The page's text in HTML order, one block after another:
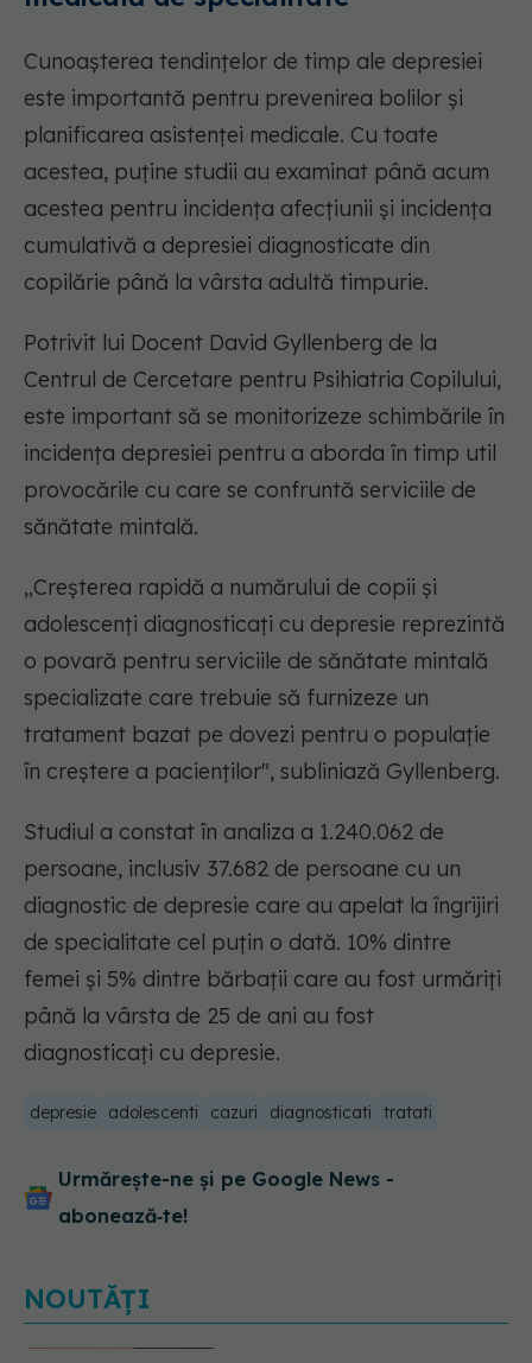
Cunoașterea tendințelor de timp ale depresiei
este importantă pentru prevenirea bolilor și
planificarea asistenței medicale. Cu toate
acestea, puține studii au examinat până acum
acestea pentru incidența afecțiunii și incidența
cumulativă a depresiei diagnosticate din
copilărie până la vârsta adultă timpurie.
Potrivit lui Docent David Gyllenberg de la
Centrul de Cercetare pentru Psihiatria Copilului,
este important să se monitorizeze schimbările în
incidența depresiei pentru a aborda în timp util
provocările cu care se confruntă serviciile de
sănătate mintală.
„Creșterea rapidă a numărului de copii și
adolescenți diagnosticați cu depresie reprezintă
o povară pentru serviciile de sănătate mintală
specializate care trebuie să furnizeze un
tratament bazat pe dovezi pentru o populație
în creștere a pacienților", subliniază Gyllenberg.
Studiul a constat în analiza a 1.240.062 de
persoane, inclusiv 37.682 de persoane cu un
diagnostic de depresie care au apelat la îngrijiri
de specialitate cel puțin o dată. 10% dintre
femei și 5% dintre bărbații care au fost urmăriți
până la vârsta de 25 de ani au fost
diagnosticați cu depresie.
depresie adolescenti cazuri diagnosticati tratati
Urmărește-ne și pe Google News -
abonează‑te!
NOUTĂȚI